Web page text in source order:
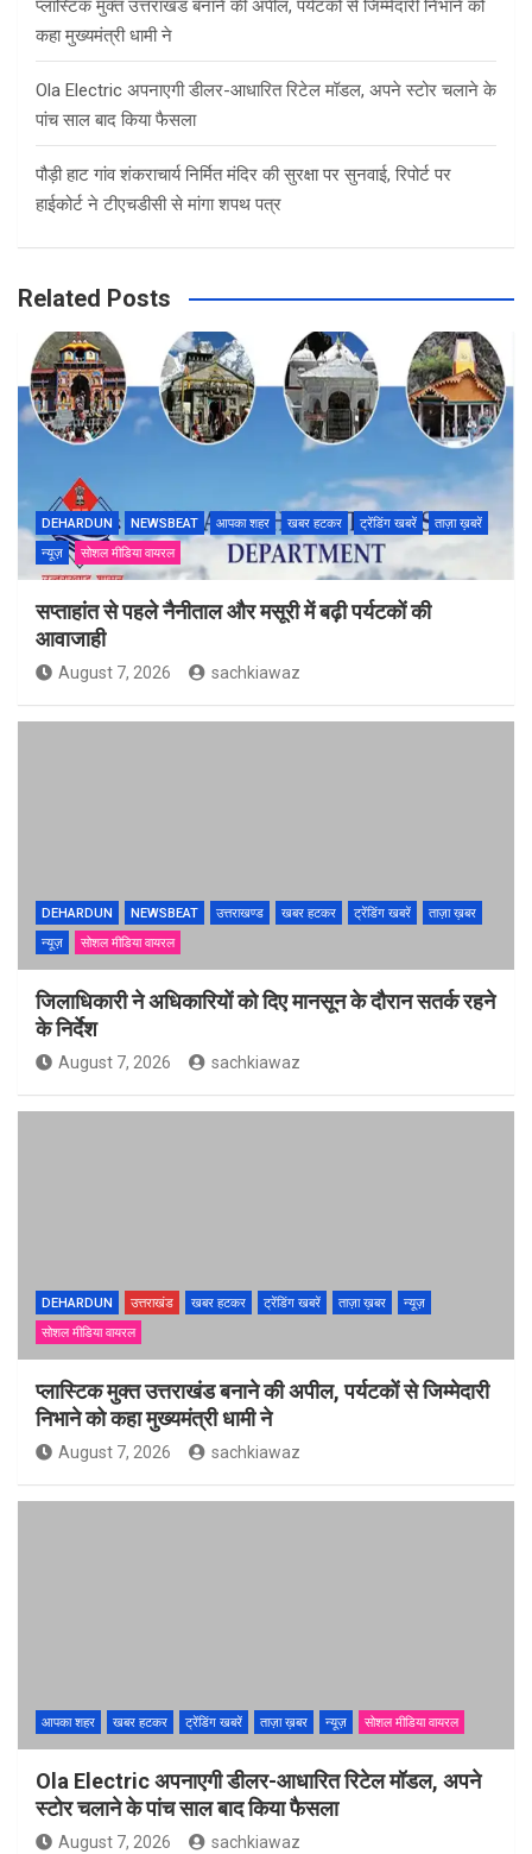
प्लास्टिक मुक्त उत्तराखंड बनाने की अपील, पर्यटकों से जिम्मेदारी निभाने को
कहा मुख्यमंत्री धामी ने
Ola Electric अपनाएगी डीलर-आधारित रिटेल मॉडल, अपने स्टोर चलाने के
पांच साल बाद किया फैसला
पौड़ी हाट गांव शंकराचार्य निर्मित मंदिर की सुरक्षा पर सुनवाई, रिपोर्ट पर
हाईकोर्ट ने टीएचडीसी से मांगा शपथ पत्र
Related Posts
DEHARDUN NEWSBEAT आपका शहर खबर हटकर ट्रेंडिंग खबरें
ताज़ा ख़बरें
न्यूज़
सोशल मीडिया वायरल
सप्ताहांत से पहले नैनीताल और मसूरी में बढ़ी पर्यटकों की
आवाजाही
August 7, 2026 sachkiawaz
DEHARDUN NEWSBEAT उत्तराखण्ड खबर हटकर ट्रेंडिंग खबरें
ताज़ा ख़बर
न्यूज़
सोशल मीडिया वायरल
जिलाधिकारी ने अधिकारियों को दिए मानसून के दौरान सतर्क रहने
के निर्देश
August 7, 2026 sachkiawaz
DEHARDUN उत्तराखंड खबर हटकर ट्रेंडिंग खबरें ताज़ा ख़बर
न्यूज़
सोशल मीडिया वायरल
प्लास्टिक मुक्त उत्तराखंड बनाने की अपील, पर्यटकों से जिम्मेदारी
निभाने को कहा मुख्यमंत्री धामी ने
August 7, 2026 sachkiawaz
आपका शहर खबर हटकर ट्रेंडिंग खबरें ताज़ा ख़बर न्यूज़ सोशल मीडिया वायरल
Ola Electric अपनाएगी डीलर-आधारित रिटेल मॉडल, अपने
स्टोर चलाने के पांच साल बाद किया फैसला
August 7, 2026 sachkiawaz